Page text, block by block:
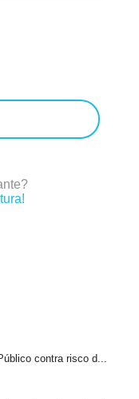
contra risco d...